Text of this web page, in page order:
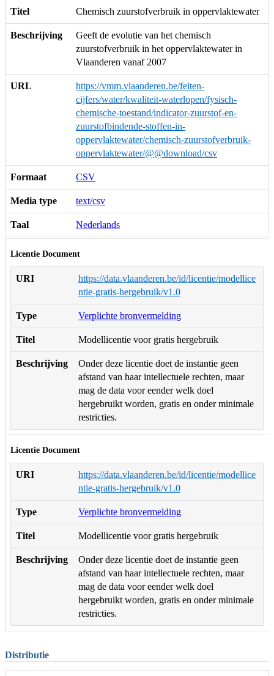
Titel Chemisch zuurstofverbruik in oppervlaktewater
Beschrijving
Geeft de evolutie van het chemisch
zuurstofverbruik in het oppervlaktewater in
Vlaanderen vanaf 2007
URL
https://vmm.vlaanderen.be/feiten-
cijfers/water/kwaliteit-waterlopen/fysisch-
chemische-toestand/indicator-zuurstof-en-
zuurstofbindende-stoffen-in-
oppervlaktewater/chemisch-zuurstofverbruik-
oppervlaktewater/@@download/csv
Formaat CSV
Media type text/csv
Taal Nederlands
Licentie Document
URI
https://data.vlaanderen.be/id/licentie/modellice
ntie-gratis-hergebruik/v1.0
Type Verplichte bronvermelding
Titel Modellicentie voor gratis hergebruik
Beschrijving
Onder deze licentie doet de instantie geen
afstand van haar intellectuele rechten, maar
mag de data voor eender welk doel
hergebruikt worden, gratis en onder minimale
restricties.
Licentie Document
URI
https://data.vlaanderen.be/id/licentie/modellice
ntie-gratis-hergebruik/v1.0
Type Verplichte bronvermelding
Titel Modellicentie voor gratis hergebruik
Beschrijving
Onder deze licentie doet de instantie geen
afstand van haar intellectuele rechten, maar
mag de data voor eender welk doel
hergebruikt worden, gratis en onder minimale
restricties.
Distributie